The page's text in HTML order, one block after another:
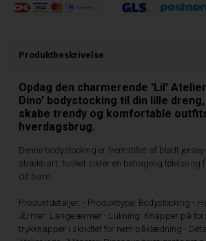
Produktbeskrivelse
Opdag den charmerende 'Lil'
Dino' bodystocking til din lille
skabe trendy og komfortable
hverdagsbrug.
Denne bodystocking er fremstillet af blødt
strækbart, hvilket sikrer en behagelig følelse og
dit barn.
Produktdetaljer: - Produkttype: Bodystocking -
Ærmer: Lange ærmer - Lukning: Knapper på
trykknapper i skridtet for nem påklædning -